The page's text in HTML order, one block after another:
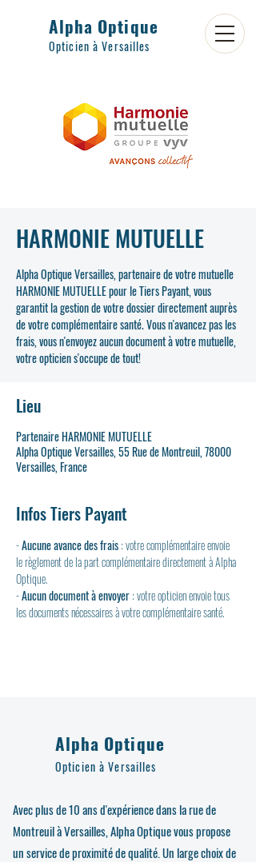
Alpha Optique
Opticien à Versailles
HARMONIE MUTUELLE
Alpha Optique Versailles, partenaire de votre mutuelle
HARMONIE MUTUELLE pour le Tiers Payant, vous
garantit la gestion de votre dossier directement auprès
de votre complémentaire santé. Vous n'avancez pas les
frais, vous n'envoyez aucun document à votre mutuelle,
votre opticien s'occupe de tout!
Lieu
Partenaire HARMONIE MUTUELLE
Alpha Optique Versailles, 55 Rue de Montreuil, 78000
Versailles, France
Infos Tiers Payant
- Aucune avance des frais : votre complémentaire envoie
le règlement de la part complémentaire directement à Alpha
Optique.
- Aucun document à envoyer : votre opticien envoie tous
les documents nécessaires à votre complémentaire santé.
Alpha Optique
Opticien à Versailles
Avec plus de 10 ans d'expérience dans la rue de
Montreuil à Versailles, Alpha Optique vous propose
un service de proximité de qualité. Un large choix de